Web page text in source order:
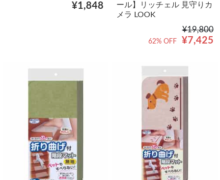
¥1,848
ール】リッチェル 見守りカ
メラ LOOK
¥19,800
¥7,425
62% OFF